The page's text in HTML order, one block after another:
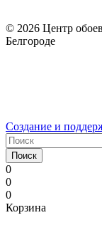
© 2026 Центр
Белгороде
Создание и
Поиск
0
0
0
Корзина